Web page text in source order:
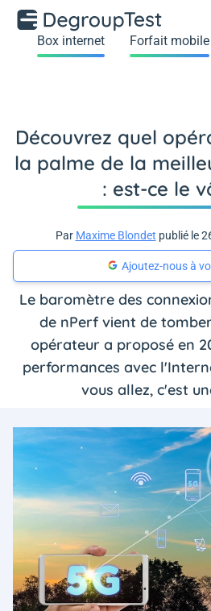
Box internet Forfait mobile
Découvrez quel
la palme de la
: est-ce le
Par Maxime Blondet publié le
Ajoutez-nous à
Le baromètre des
de nPerf vient de
opérateur a proposé en
performances avec
vous allez, c'est